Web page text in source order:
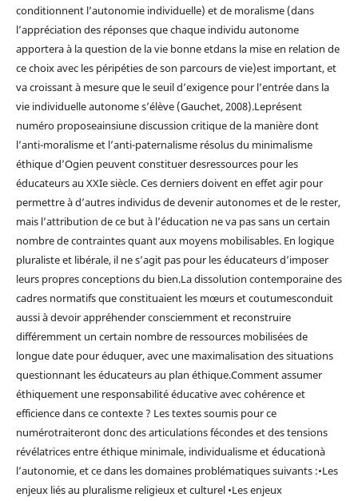
conditionnent l’autonomie individuelle) et de moralisme (dans
l’appréciation des réponses que chaque individu autonome
apportera à la question de la vie bonne etdans la mise en relation de
ce choix avec les péripéties de son parcours de vie)est important, et
va croissant à mesure que le seuil d’exigence pour l’entrée dans la
vie individuelle autonome s’élève (Gauchet, 2008).Leprésent
numéro proposeainsiune discussion critique de la manière dont
l’anti-moralisme et l’anti-paternalisme résolus du minimalisme
éthique d’Ogien peuvent constituer desressources pour les
éducateurs au XXIe siècle. Ces derniers doivent en effet agir pour
permettre à d’autres individus de devenir autonomes et de le rester,
mais l’attribution de ce but à l’éducation ne va pas sans un certain
nombre de contraintes quant aux moyens mobilisables. En logique
pluraliste et libérale, il ne s’agit pas pour les éducateurs d’imposer
leurs propres conceptions du bien.La dissolution contemporaine des
cadres normatifs que constituaient les mœurs et coutumesconduit
aussi à devoir appréhender consciemment et reconstruire
différemment un certain nombre de ressources mobilisées de
longue date pour éduquer, avec une maximalisation des situations
questionnant les éducateurs au plan éthique.Comment assumer
éthiquement une responsabilité éducative avec cohérence et
efficience dans ce contexte ? Les textes soumis pour ce
numérotraiteront donc des articulations fécondes et des tensions
révélatrices entre éthique minimale, individualisme et éducationà
l’autonomie, et ce dans les domaines problématiques suivants :•Les
enjeux liés au pluralisme religieux et culturel •Les enjeux